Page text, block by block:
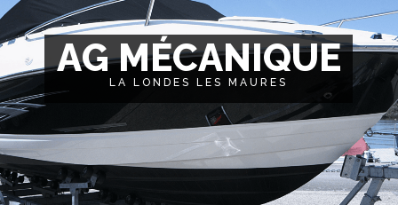
AG MÉCANIQUE
LA LONDES LES MAURES